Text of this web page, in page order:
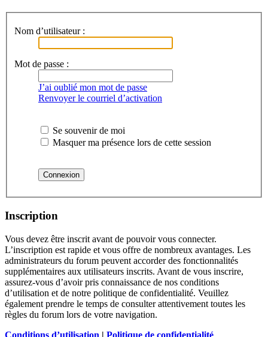
Nom d’utilisateur :
Mot de passe :
J’ai oublié mon mot de passe
Renvoyer le courriel d’activation
Se souvenir de moi
Masquer ma présence lors de cette session
Inscription
Vous devez être inscrit avant de pouvoir vous connecter.
L’inscription est rapide et vous offre de nombreux avantages. Les
administrateurs du forum peuvent accorder des fonctionnalités
supplémentaires aux utilisateurs inscrits. Avant de vous inscrire,
assurez-vous d’avoir pris connaissance de nos conditions
d’utilisation et de notre politique de confidentialité. Veuillez
également prendre le temps de consulter attentivement toutes les
règles du forum lors de votre navigation.
Conditions d’utilisation | Politique de confidentialité